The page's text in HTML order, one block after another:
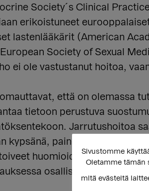
Society´s Clinical
erikoistuneet
lastenlääkärit (American
Society of Sexual
ei ole vastustanut hoitoa,
että on olemassa
tietoon perustuva
Jarrutushoitoa
kypsänä, painotetaan
huomioiden.
osallistetaan
Sivustomme
Oletamme tämän
mitä evästeitä